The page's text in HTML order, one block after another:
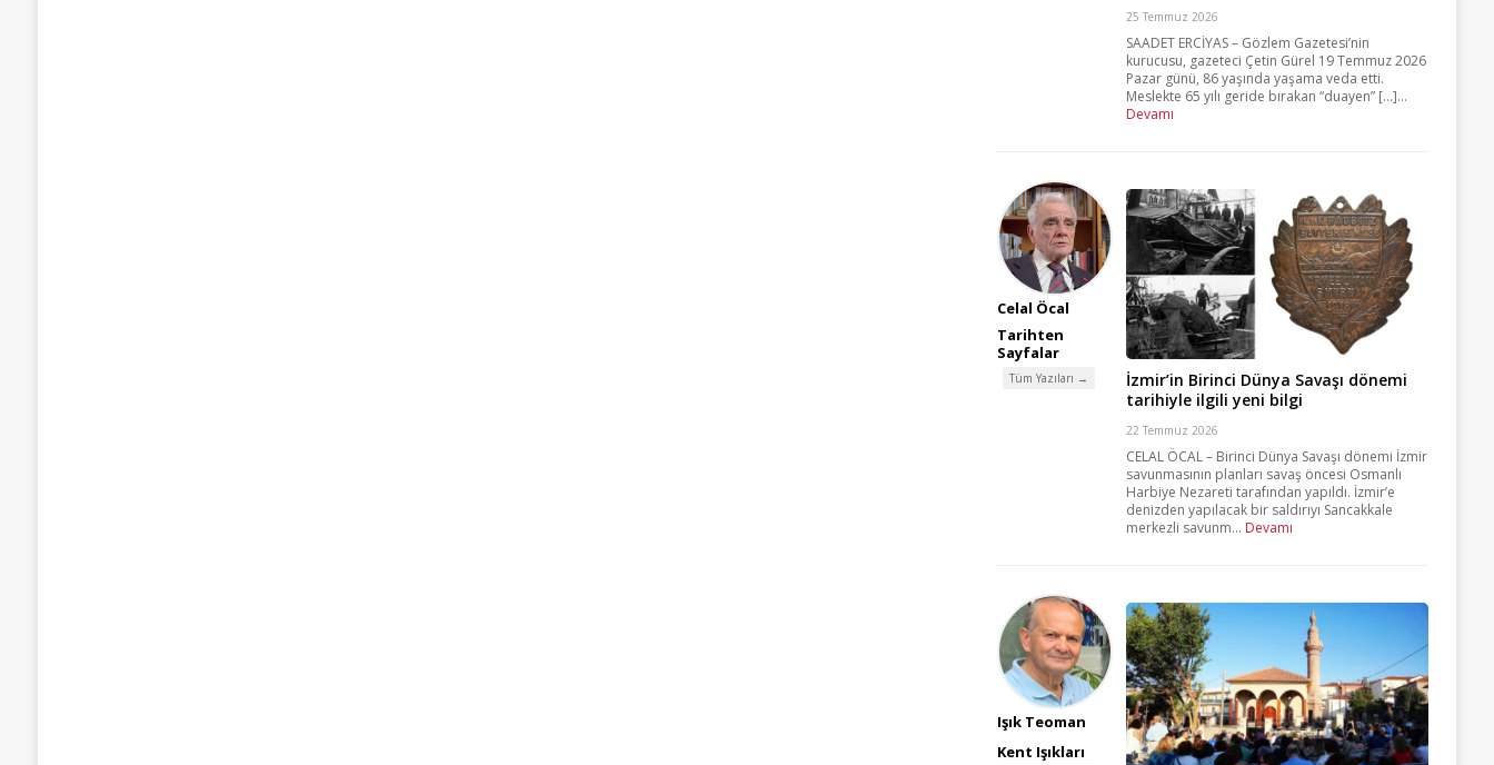
25 Temmuz 2026
SAADET ERCİYAS – Gözlem Gazetesi’nin
kurucusu, gazeteci Çetin Gürel 19 Temmuz 2026
Pazar günü, 86 yaşında yaşama veda etti.
Meslekte 65 yılı geride bırakan “duayen” [...]...
Devamı
Celal Öcal
Tarihten
Sayfalar
Tüm Yazıları →
İzmir’in Birinci Dünya Savaşı dönemi
tarihiyle ilgili yeni bilgi
22 Temmuz 2026
CELAL ÖCAL – Birinci Dünya Savaşı dönemi İzmir
savunmasının planları savaş öncesi Osmanlı
Harbiye Nezareti tarafından yapıldı. İzmir’e
denizden yapılacak bir saldırıyı Sancakkale
merkezli savunm... Devamı
Işık Teoman
Kent Işıkları